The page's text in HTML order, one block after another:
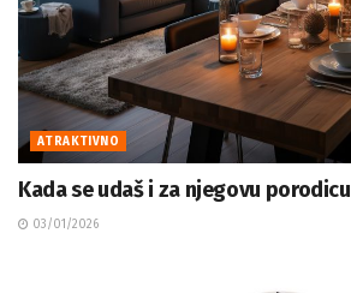
ATRAKTIVNO
Kada se udaš i za njegovu porodicu
03/01/2026